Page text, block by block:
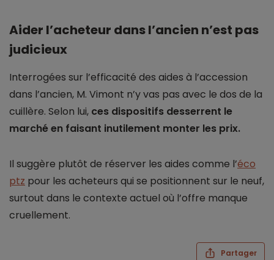
Aider l’acheteur dans l’ancien n’est pas
judicieux
Interrogées sur l’efficacité des aides à l’accession
dans l’ancien, M. Vimont n’y vas pas avec le dos de la
cuillère. Selon lui, ces dispositifs desserrent le
marché en faisant inutilement monter les prix.
Il suggère plutôt de réserver les aides comme l’éco
ptz pour les acheteurs qui se positionnent sur le neuf,
surtout dans le contexte actuel où l’offre manque
cruellement.
Partager